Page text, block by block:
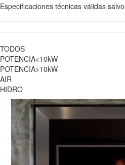
Especificaciones técnicas válidas
TODOS
POTENCIA<10kW
POTENCIA>10kW
AIR
HIDRO